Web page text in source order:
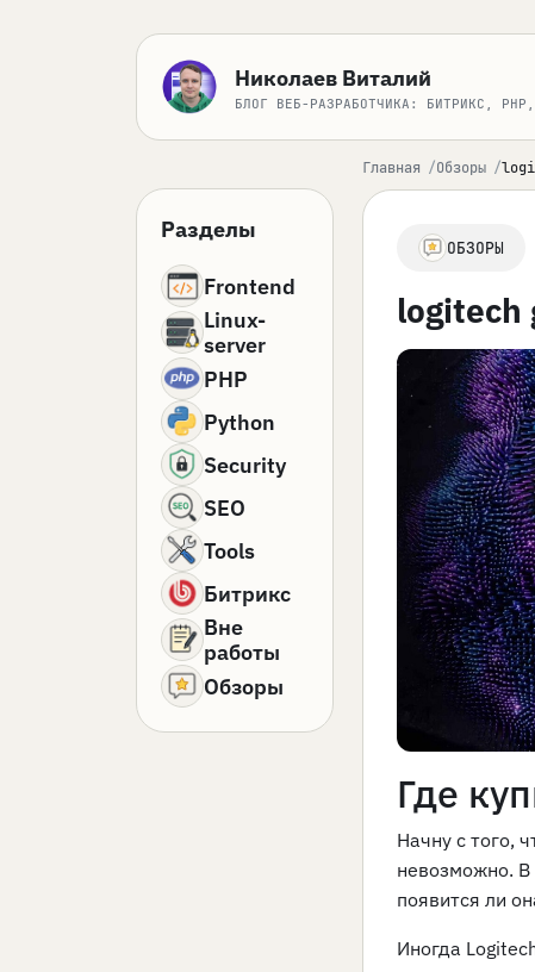
Николаев Виталий
БЛОГ ВЕБ-РАЗРАБОТЧИКА: БИТРИКС, PHP,
Разделы
Frontend
Linux-
server
PHP
Python
Security
SEO
Tools
Битрикс
Вне
работы
Обзоры
Главная Обзоры
ОБЗОРЫ
logitech
Где
Начну с того,
невозможно. В
появится ли
Иногда